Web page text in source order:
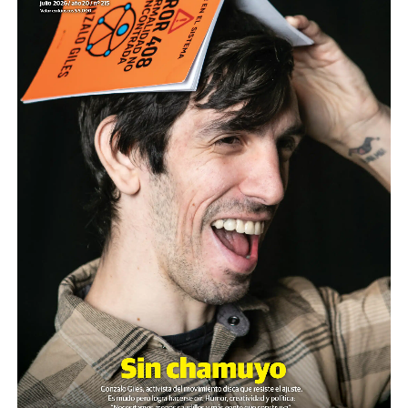
Ganar la vida: La historia de (no)
ficción de Sabrina Ortiz
Su hijo Ciro tenía 120 veces más agrotóxicos que lo
defender derechos de toda la
sociedad. Son quienes sufren palos, gases y
humillaciones por estar de pie. Quienes
crean respuestas donde hay impotencia y nuevas
palabras para definir el futuro.
Nuestro homenaje: reunirlas y escucharlas.
Descargar la Mu en PDF